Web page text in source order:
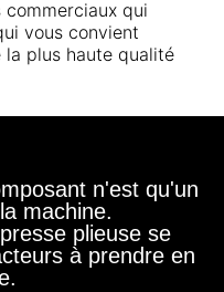
qui
vous convient
plus haute qualité
n'est qu'un
machine.
plieuse se
à prendre en